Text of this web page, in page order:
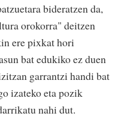
bideratzen da,
orokorra" deitzen
ere pixkat hori
bat edukiko ez duen
garrantzi handi bat
izateko eta pozik
nahi dut.